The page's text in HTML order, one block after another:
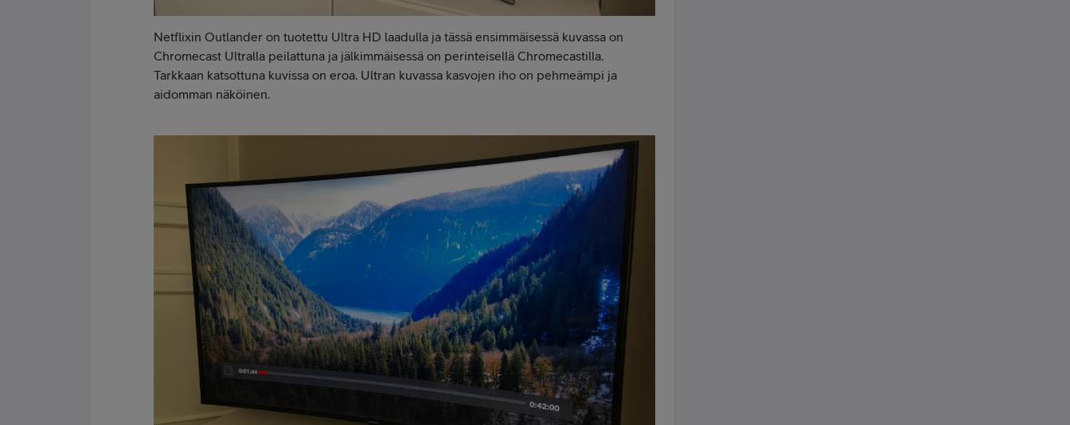
Netflixin Outlander on tuotettu Ultra HD laadulla ja tässä ensimmäisessä kuvassa on
Chromecast Ultralla peilattuna ja jälkimmäisessä on perinteisellä Chromecastilla.
Tarkkaan katsottuna kuvissa on eroa. Ultran kuvassa kasvojen iho on pehmeämpi ja
aidomman näköinen.